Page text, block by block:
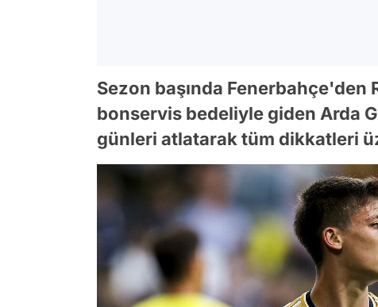
Sezon başında
bonservis bedeliyle giden Arda
günleri atlatarak tüm dikkatleri